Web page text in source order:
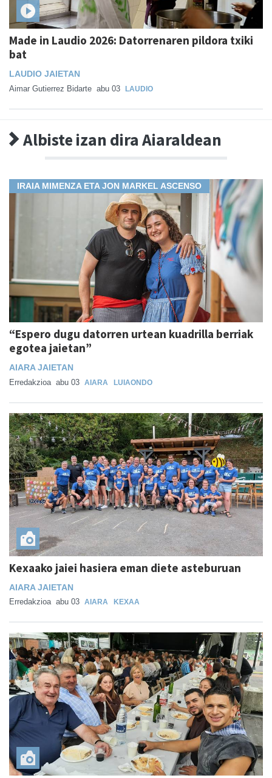
Made in Laudio 2026: Datorrenaren pildora txiki
bat
LAUDIO JAIETAN
Aimar Gutierrez Bidarte abu 03 LAUDIO
Albiste izan dira Aiaraldean
IRAIA MIMENZA ETA JON MARKEL ASCENSO
“Espero dugu datorren urtean kuadrilla berriak
egotea jaietan”
AIARA JAIETAN
Erredakzioa abu 03 AIARA LUIAONDO
Kexaako jaiei hasiera eman diete asteburuan
AIARA JAIETAN
Erredakzioa abu 03 AIARA KEXAA